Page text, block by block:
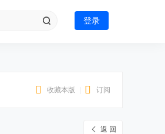
登录
收藏本版 订阅
返 回